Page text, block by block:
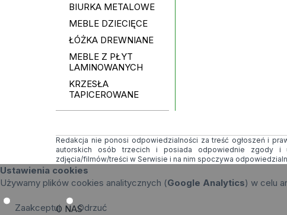
BIURKA METALOWE
MEBLE DZIECIĘCE
ŁÓŻKA DREWNIANE
MEBLE Z PŁYT
LAMINOWANYCH
KRZESŁA
TAPICEROWANE
Redakcja nie ponosi odpowiedzialności za treść ogłoszeń i
autorskich osób trzecich i posiada odpowiednie zgody i
zdjęcia/filmów/treści w Serwisie i na nim spoczywa
Ustawienia cookies
Używamy plików cookies analitycznych (Google Analytics) w celu
Zaakceptuj Odrzuć
O NAS